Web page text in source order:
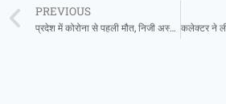
PREVIOUS
प्रदेश में कोरोना से पहली मौत, निजी अस्पताल में हो रहा था ईलाज